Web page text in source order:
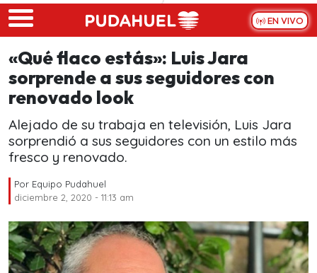
Skip to main content
EN VIVO
«Qué flaco estás»: Luis Jara
sorprende a sus seguidores con
renovado look
Alejado de su trabaja en televisión, Luis Jara
sorprendió a sus seguidores con un estilo más
fresco y renovado.
Por Equipo Pudahuel
diciembre 2, 2020 - 11:13 am